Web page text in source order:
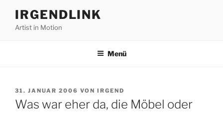
Inhalt
springen
IRGENDLINK
Artist in Motion
Menü
VERÖFFENTLICHT
AM
31. JANUAR 2006 VON IRGEND
Was war eher da, die Möbel oder